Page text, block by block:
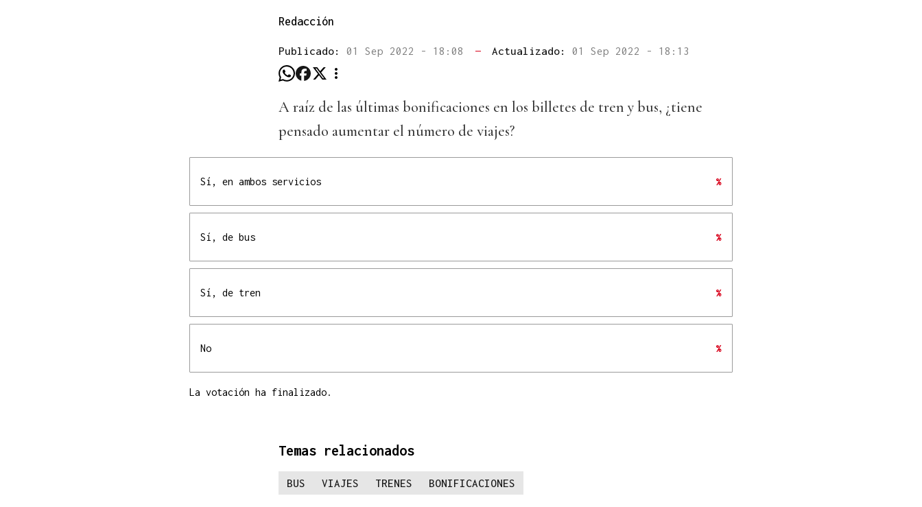
Redacción
Publicado: 01 Sep 2022 - 18:08 — Actualizado: 01 Sep 2022 - 18:13
A raíz de las últimas bonificaciones en los billetes de tren y bus, ¿tiene
pensado aumentar el número de viajes?
Sí, en ambos servicios %
Sí, de bus %
Sí, de tren %
No %
La votación ha finalizado.
Temas relacionados
BUS VIAJES TRENES BONIFICACIONES